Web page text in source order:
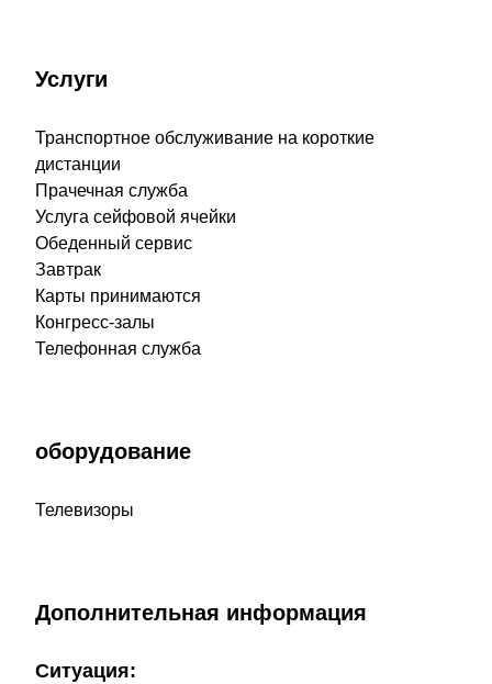
Услуги
Транспортное обслуживание на короткие
дистанции
Прачечная служба
Услуга сейфовой ячейки
Обеденный сервис
Завтрак
Карты принимаются
Конгресс-залы
Телефонная служба
оборудование
Телевизоры
Дополнительная информация
Ситуация: